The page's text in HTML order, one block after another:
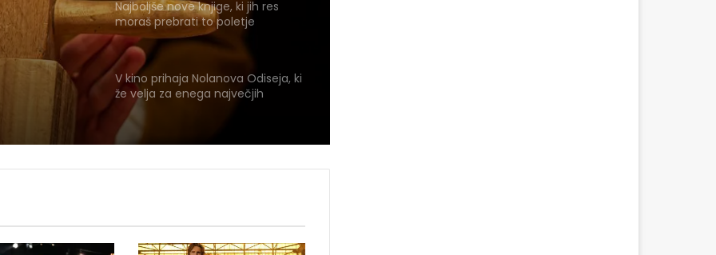
ki
to
V kino prihaja Nolanova Odiseja, ki
že velja za enega največjih
filmskih spektaklov leta
Poletni kino je nazaj! V Minoritih te
čaka 11 filmskih večerov
Kreslin, Predin in Lovšin o tem,
[FOTOGALERIJA] Pridi nocoj … na